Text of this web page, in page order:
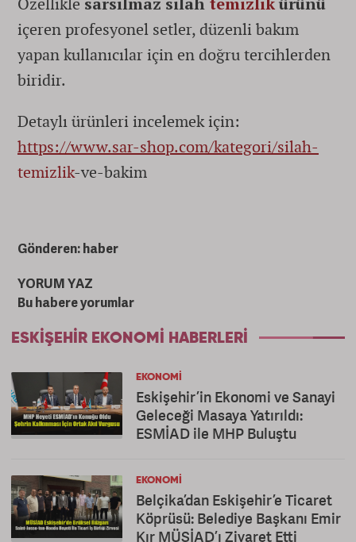
içeren profesyonel setler, düzenli bakım
yapan kullanıcılar için en doğru tercihlerden
biridir.
Detaylı ürünleri incelemek için:
https://www.sar-shop.com/kategori/silah-
temizlik-ve-bakim
Gönderen: haber
YORUM YAZ
Bu habere yorumlar
ESKIŞEHIR EKONOMI HABERLERI
EKONOMI
Eskişehir’in Ekonomi ve Sanayi
Geleceği Masaya Yatırıldı:
ESMİAD ile MHP Buluştu
EKONOMI
Belçika’dan Eskişehir’e Ticaret
Köprüsü: Belediye Başkanı Emir
Kır MÜSİAD’ı Ziyaret Etti